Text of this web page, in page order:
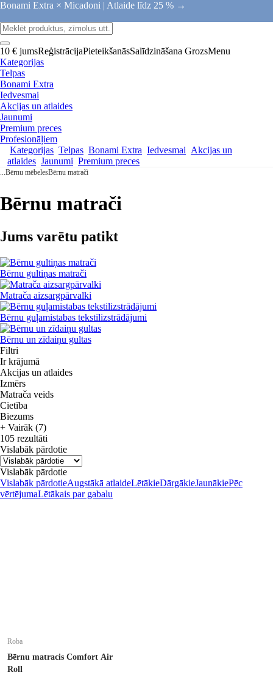
Bonami Extra × Micadoni | Atlaide līdz 25 % →
10 € jumsReģistrācijaPieteikšanāsSalīdzināšana GrozsMenu
Kategorijas
Telpas
Bonami Extra
Iedvesmai
Akcijas un atlaides
Jaunumi
Premium preces
Profesionāļiem
Kategorijas Telpas Bonami Extra Iedvesmai Akcijas un
atlaides Jaunumi Premium preces
...Bērnu mēbelesBērnu matrači
Bērnu matrači
Jums varētu patikt
Bērnu gultiņas matrači
Matrača aizsargpārvalki
Bērnu guļamistabas tekstilizstrādājumi
Bērnu un zīdaiņu gultas
Filtri
Ir krājumā
Akcijas un atlaides
Izmērs
Matrača veids
Cietība
Biezums
+ Vairāk (7)
105 rezultāti
Vislabāk pārdotie
Vislabāk pārdotie
Vislabāk pārdotieAugstākā atlaideLētākieDārgākieJaunākiePēc
vērtējumaLētākais par gabalu
Roba
Bērnu matracis Comfort Air
Roll